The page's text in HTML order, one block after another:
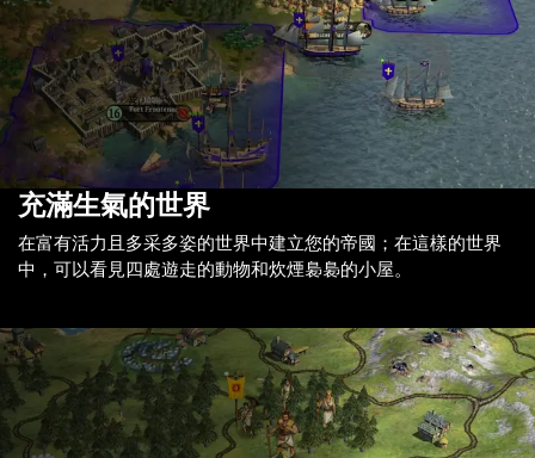
充滿生氣的世界
在富有活力且多采多姿的世界中建立您的帝國；在這樣的世界
中，可以看見四處遊走的動物和炊煙裊裊的小屋。